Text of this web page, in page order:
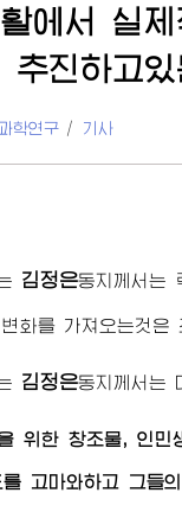
에서 실
추진하고
과학연구 / 기사
김정은동지께서는
화를 가져오는것은
김정은동지께서 는
을 위한 창조물, 인
고마와하고 그들